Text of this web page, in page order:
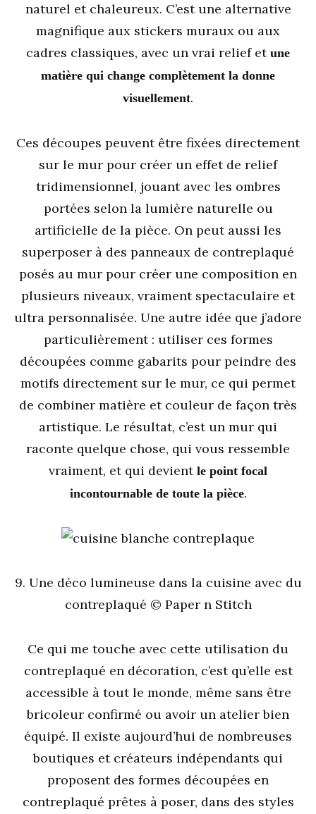
naturel et chaleureux. C’est une alternative
magnifique aux stickers muraux ou aux
cadres classiques, avec un vrai relief et une
matière qui change complètement la donne
visuellement.
Ces découpes peuvent être fixées directement
sur le mur pour créer un effet de relief
tridimensionnel, jouant avec les ombres
portées selon la lumière naturelle ou
artificielle de la pièce. On peut aussi les
superposer à des panneaux de contreplaqué
posés au mur pour créer une composition en
plusieurs niveaux, vraiment spectaculaire et
ultra personnalisée. Une autre idée que j’adore
particulièrement : utiliser ces formes
découpées comme gabarits pour peindre des
motifs directement sur le mur, ce qui permet
de combiner matière et couleur de façon très
artistique. Le résultat, c’est un mur qui
raconte quelque chose, qui vous ressemble
vraiment, et qui devient le point focal
incontournable de toute la pièce.
9. Une déco lumineuse dans la cuisine avec du
contreplaqué © Paper n Stitch
Ce qui me touche avec cette utilisation du
contreplaqué en décoration, c’est qu’elle est
accessible à tout le monde, même sans être
bricoleur confirmé ou avoir un atelier bien
équipé. Il existe aujourd’hui de nombreuses
boutiques et créateurs indépendants qui
proposent des formes découpées en
contreplaqué prêtes à poser, dans des styles